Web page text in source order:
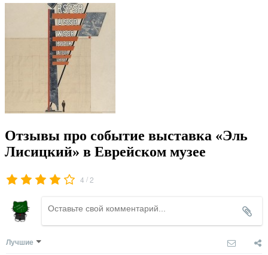
Отзывы про событие выставка «Эль
Лисицкий» в Еврейском музее
4 /2
Лучшие